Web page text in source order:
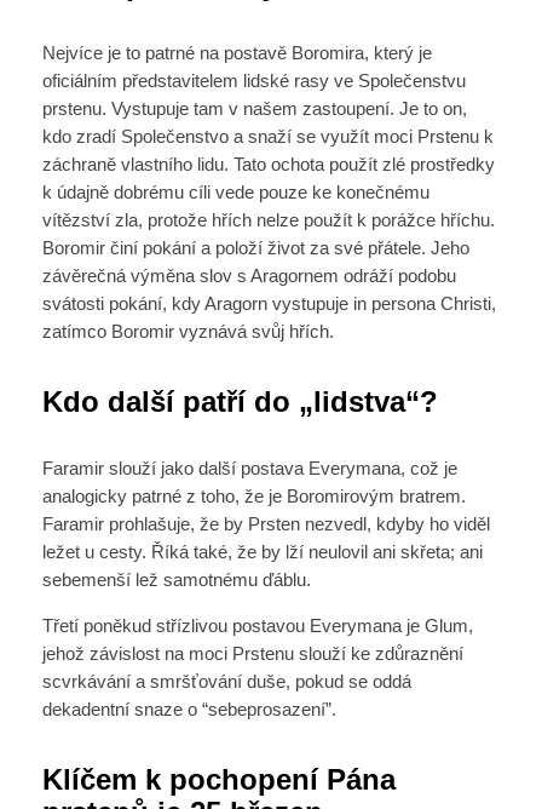
Nejvíce je to patrné na postavě Boromira, který je
oficiálním představitelem lidské rasy ve Společenstvu
prstenu. Vystupuje tam v našem zastoupení. Je to on,
kdo zradí Společenstvo a snaží se využít moci Prstenu k
záchraně vlastního lidu. Tato ochota použít zlé prostředky
k údajně dobrému cíli vede pouze ke konečnému
vítězství zla, protože hřích nelze použít k porážce hříchu.
Boromir činí pokání a položí život za své přátele. Jeho
závěrečná výměna slov s Aragornem odráží podobu
svátosti pokání, kdy Aragorn vystupuje in persona Christi,
zatímco Boromir vyznává svůj hřích.
Kdo další patří do „lidstva“?
Faramir slouží jako další postava Everymana, což je
analogicky patrné z toho, že je Boromirovým bratrem.
Faramir prohlašuje, že by Prsten nezvedl, kdyby ho viděl
ležet u cesty. Říká také, že by lží neulovil ani skřeta; ani
sebemenší lež samotnému ďáblu.
Třetí poněkud střízlivou postavou Everymana je Glum,
jehož závislost na moci Prstenu slouží ke zdůraznění
scvrkávání a smršťování duše, pokud se oddá
dekadentní snaze o “sebeprosazení”.
Klíčem k pochopení Pána